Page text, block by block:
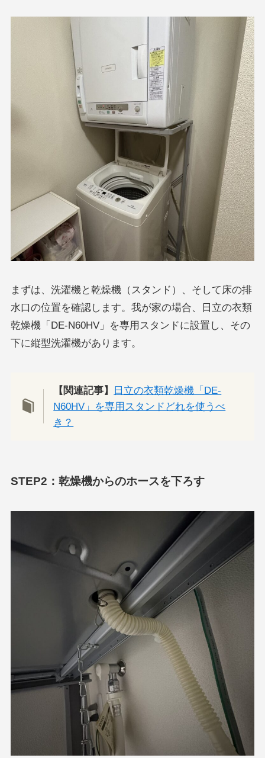
まずは、洗濯機と乾燥機（スタンド）、そして床の排
水口の位置を確認します。我が家の場合、日立の衣類
乾燥機「DE-N60HV」を専用スタンドに設置し、その
下に縦型洗濯機があります。
【関連記事】
日立の衣類乾燥機「DE-
N60HV」を専用スタンドどれを使うべ
き？
STEP2：乾燥機からのホースを下ろす